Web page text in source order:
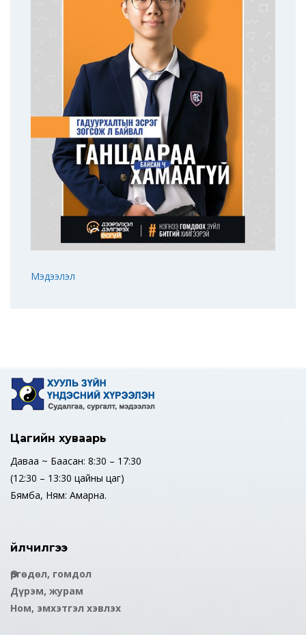
Мэдээлэл
Цагийн хуваарь
Даваа ~ Баасан: 8:30 – 17:30
(12:30 – 13:30 цайны цаг)
Бямба, Ням: Амарна.
Үйлчилгээ
Өргөдөл, гомдол
Дүрэм, журам
Ном, эмхэтгэл хэвлэх